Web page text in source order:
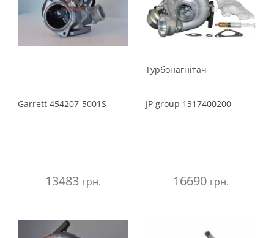
Garrett 454207-5001S
13483 грн.
Турбонагнiтач
JP group 1317400200
16690 грн.